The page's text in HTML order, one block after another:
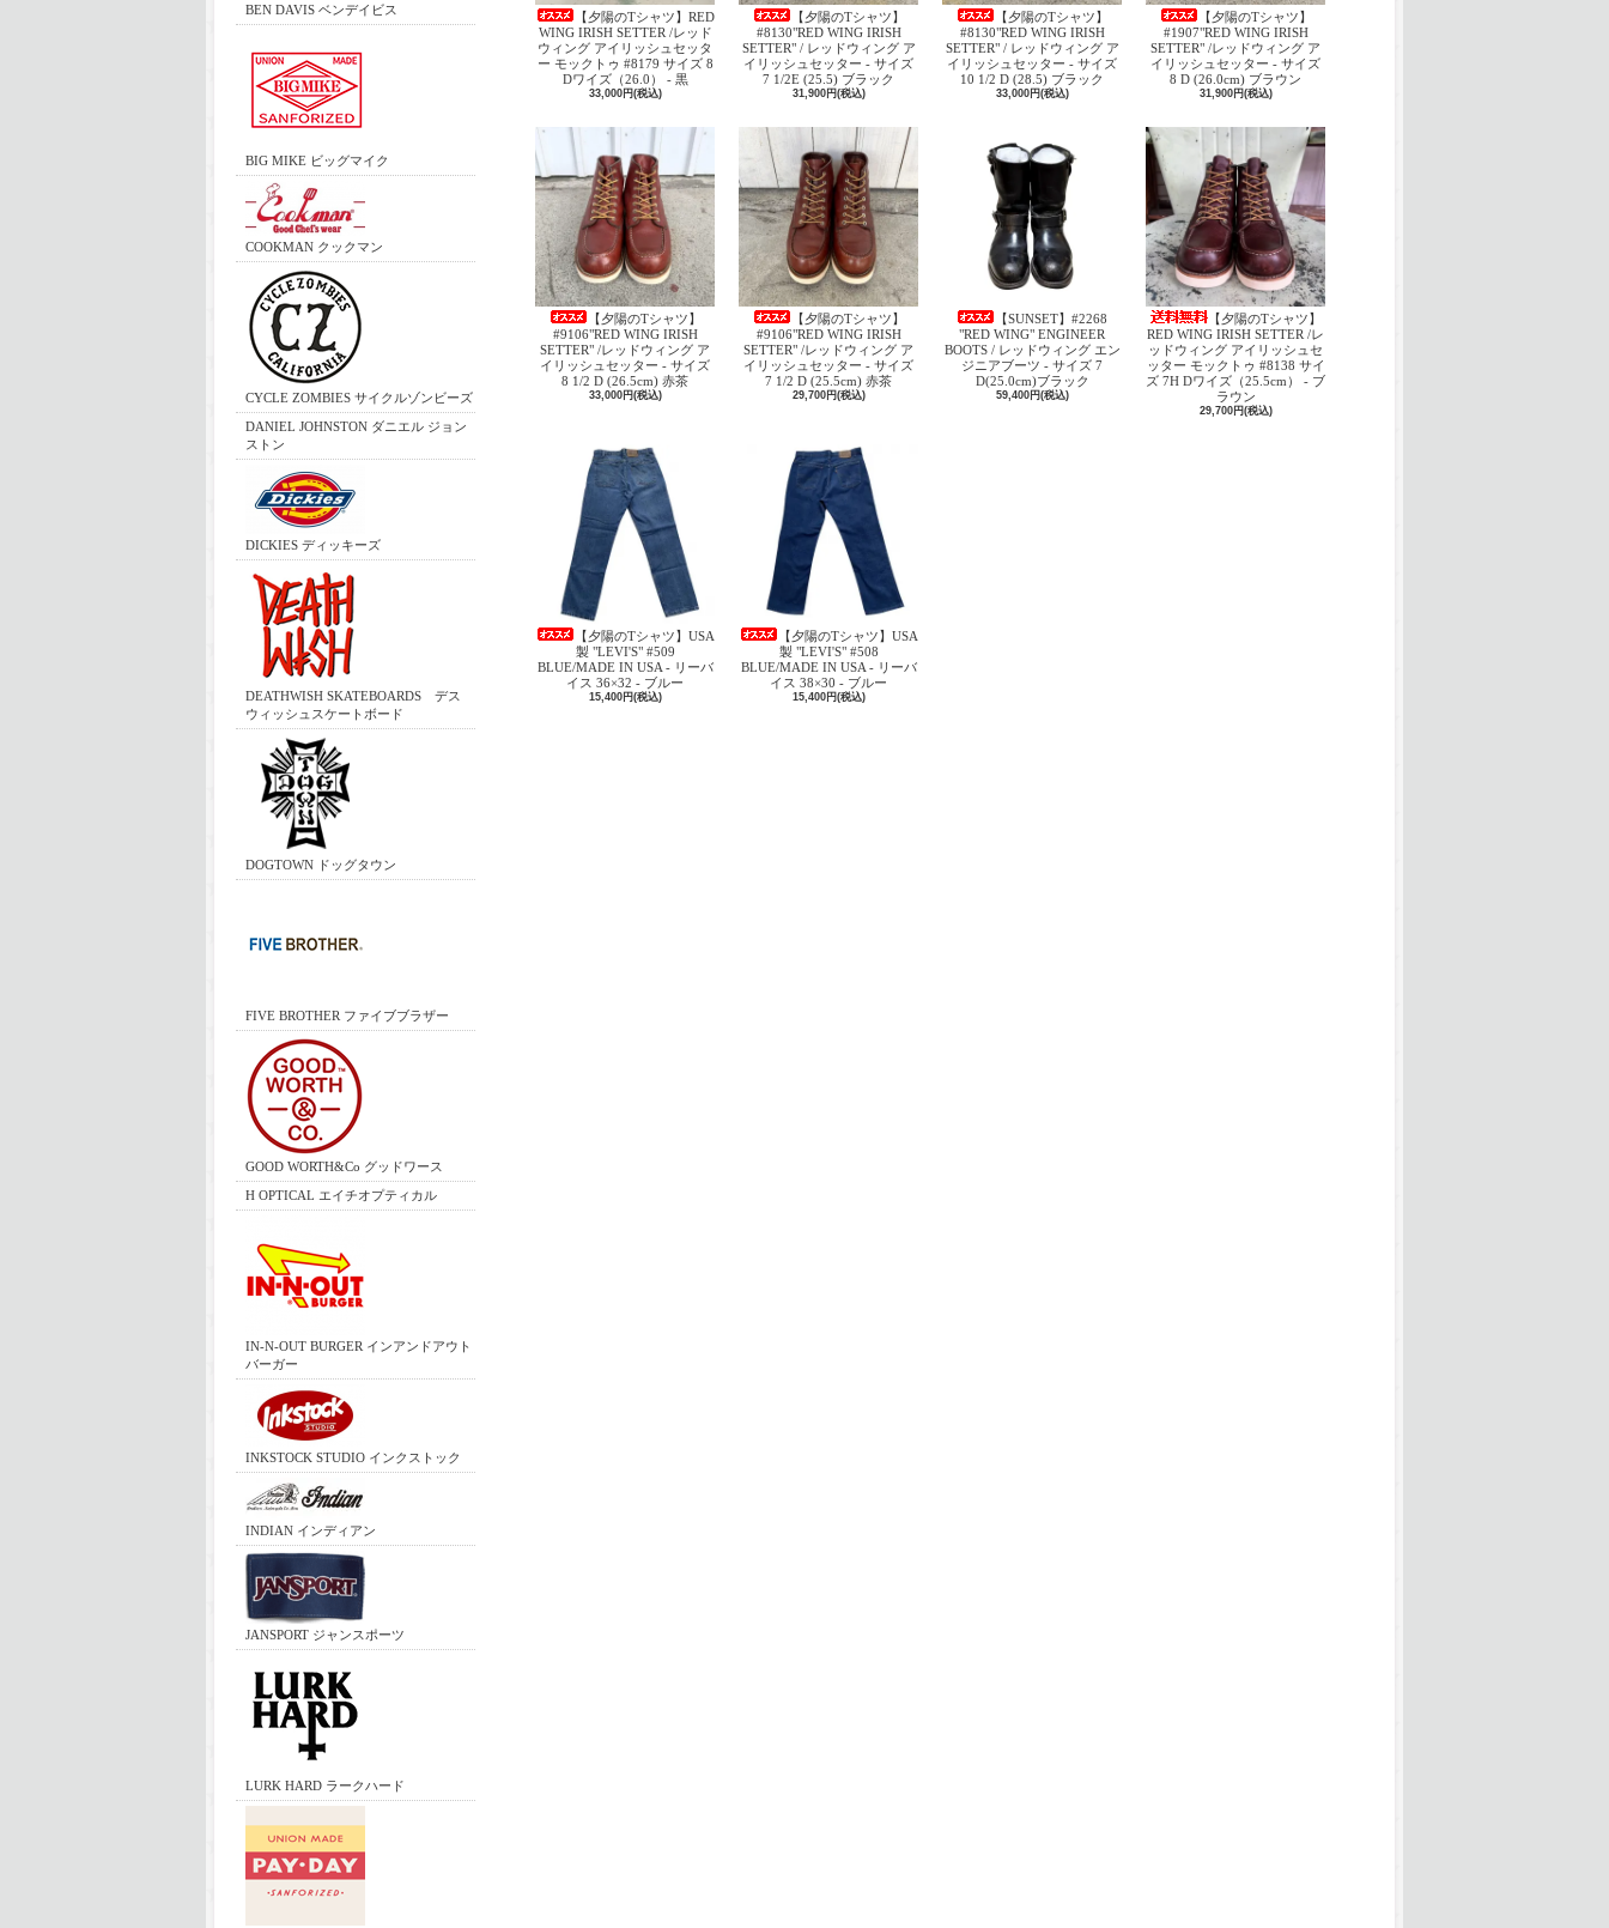
BEN DAVIS ベンデイビス
BIG MIKE ビッグマイク
COOKMAN クックマン
CYCLE ZOMBIES サイクルゾンビーズ
DANIEL JOHNSTON ダニエル ジョン
ストン
DICKIES ディッキーズ
DEATHWISH SKATEBOARDS デス
ウィッシュスケートボード
DOGTOWN ドッグタウン
FIVE BROTHER ファイブブラザー
GOOD WORTH&Co グッドワース
H OPTICAL エイチオプティカル
IN-N-OUT BURGER インアンドアウト
バーガー
INKSTOCK STUDIO インクストック
INDIAN インディアン
JANSPORT ジャンスポーツ
LURK HARD ラークハード
【夕陽のTシャツ】RED
WING IRISH SETTER /レッド
ウィング アイリッシュセッタ
ー モックトゥ #8179 サイズ 8
Dワイズ（26.0） - 黒
33,000円(税込)
【夕陽のTシャツ】
#8130"RED WING IRISH
SETTER" / レッドウィング ア
イリッシュセッター - サイズ
7 1/2E (25.5) ブラック
31,900円(税込)
【夕陽のTシャツ】
#8130"RED WING IRISH
SETTER" / レッドウィング ア
イリッシュセッター - サイズ
10 1/2 D (28.5) ブラック
33,000円(税込)
【夕陽のTシャツ】
#1907"RED WING IRISH
SETTER" /レッドウィング ア
イリッシュセッター - サイズ
8 D (26.0cm) ブラウン
31,900円(税込)
【夕陽のTシャツ】
#9106"RED WING IRISH
SETTER" /レッドウィング ア
イリッシュセッター - サイズ
8 1/2 D (26.5cm) 赤茶
33,000円(税込)
【夕陽のTシャツ】
#9106"RED WING IRISH
SETTER" /レッドウィング ア
イリッシュセッター - サイズ
7 1/2 D (25.5cm) 赤茶
29,700円(税込)
【SUNSET】#2268
"RED WING" ENGINEER
BOOTS / レッドウィング エン
ジニアブーツ - サイズ 7
D(25.0cm)ブラック
59,400円(税込)
【夕陽のTシャツ】
RED WING IRISH SETTER /レ
ッドウィング アイリッシュセ
ッター モックトゥ #8138 サイ
ズ 7H Dワイズ（25.5cm） - ブ
ラウン
29,700円(税込)
【夕陽のTシャツ】USA
製 "LEVI'S" #509
BLUE/MADE IN USA - リーバ
イス 36×32 - ブルー
15,400円(税込)
【夕陽のTシャツ】USA
製 "LEVI'S" #508
BLUE/MADE IN USA - リーバ
イス 38×30 - ブルー
15,400円(税込)